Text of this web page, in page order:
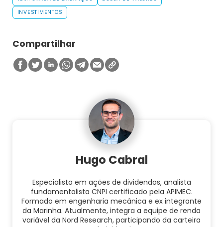
INVESTIMENTOS
Compartilhar
Hugo Cabral
Especialista em ações de dividendos, analista
fundamentalista CNPI certificado pela APIMEC.
Formado em engenharia mecânica e ex integrante
da Marinha. Atualmente, integra a equipe de renda
variável da Nord Research, participando da carteira